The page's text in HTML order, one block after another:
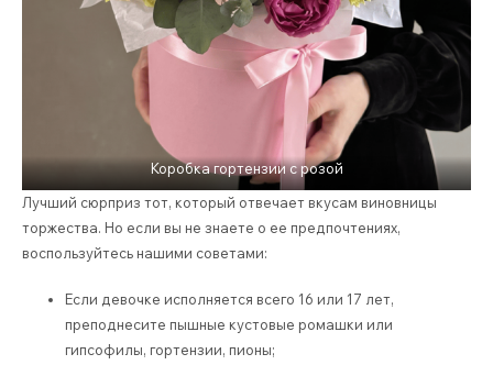
Коробка гортензии с розой
Лучший сюрприз тот, который отвечает вкусам виновницы
торжества. Но если вы не знаете о ее предпочтениях,
воспользуйтесь нашими советами:
Если девочке исполняется всего 16 или 17 лет,
преподнесите пышные кустовые ромашки или
гипсофилы, гортензии, пионы;